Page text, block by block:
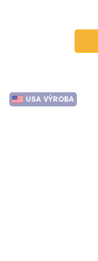
USA VÝROBA